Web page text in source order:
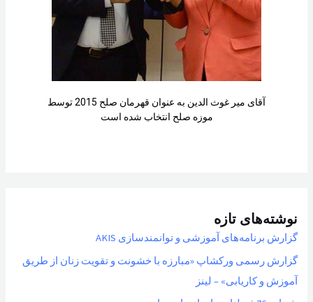
آقای میر غوث الدین به عنوان قهرمان صلح 2015 توسط
موزه صلح انتخاب شده است
نوشته‌های تازه
گزارش برنامه‌های آموزشی و توانمندسازی AKIS
گزارش رسمی ورکشاپ «مبارزه با خشونت و تقویت زنان از طریق
آموزش و کاریابی» – لینز